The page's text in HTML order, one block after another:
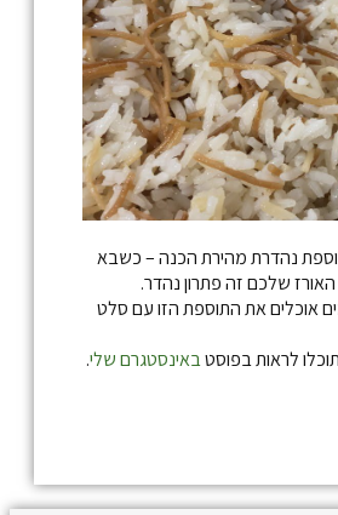
נהדרת מהירת הכנה – כשבא
שלכם זה פתרון נהדר.
אוכלים את התוספת הזו עם סלט
לראות בפוסטבאינסטגרם שלי.